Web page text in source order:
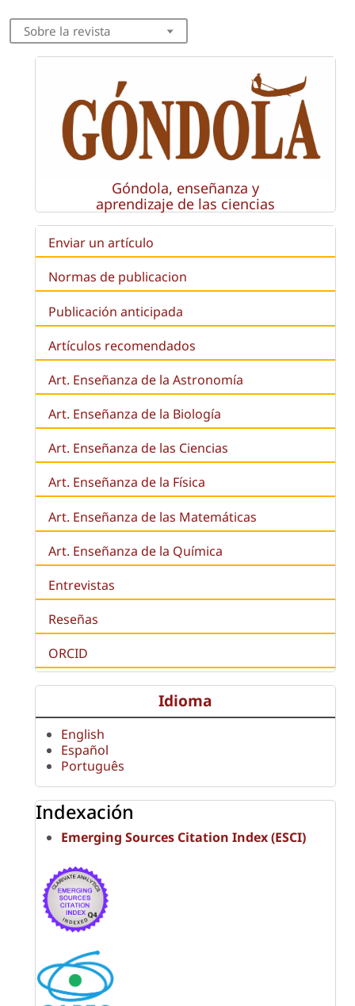
Sobre la revista
Góndola, enseñanza y
aprendizaje de las ciencias
Enviar un artículo
Normas de publicacion
Publicación anticipada
Artículos recomendados
Art. Enseñanza de la Astronomía
Art. Enseñanza de la Biología
Art. Enseñanza de las Ciencias
Art. Enseñanza de la Física
Art. Enseñanza de las Matemáticas
Art. Enseñanza de la Química
Entrevistas
Reseñas
ORCID
Idioma
English
Español
Português
Indexación
Emerging Sources Citation Index (ESCI)